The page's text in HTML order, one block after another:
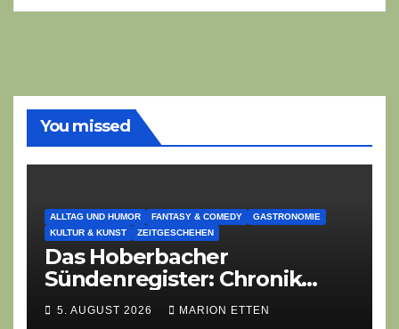
You missed
ALLTAG UND HUMOR FANTASY & COMEDY
GASTRONOMIE
KULTUR & KUNST
ZEITGESCHEHEN
Das Hoberbacher
Sündenregister: Chronik
eines angekündigten
Dorffest-Debakels
5. AUGUST 2026 MARION ETTEN